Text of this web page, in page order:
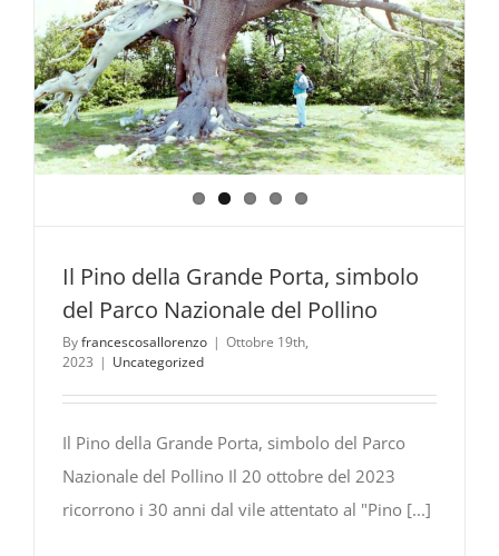
Il Pino della Grande Porta, simbolo
del Parco Nazionale del Pollino
Byfrancescosallorenzo | Ottobre 19th,
2023 | Uncategorized
Il Pino della Grande Porta, simbolo del Parco
Nazionale del Pollino Il 20 ottobre del 2023
ricorrono i 30 anni dal vile attentato al "Pino [...]